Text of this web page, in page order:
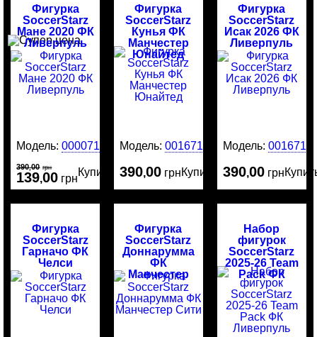
Фигурка
SoccerStarz
Мане 2020 ФК
Ливерпуль
Модель:00007184
390,00 грн
139,00 грн
Купить
Фигурка
SoccerStarz
Кунья ФК
Манчестер
Юнайтед
Модель:0016717
390,00 грнКупить
Фигурка
SoccerStarz
Исак 2026 ФК
Ливерпуль
Модель: 0016716
390,00 грн
Фигурка
SoccerStarz
Гарначо ФК
Челси
Фигурка
SoccerStarz
Доннарумма
ФК
Манчестер
Сити
Набор
фигурок
SoccerStarz
2025-26 Team
Pack ФК
Ливерпуль